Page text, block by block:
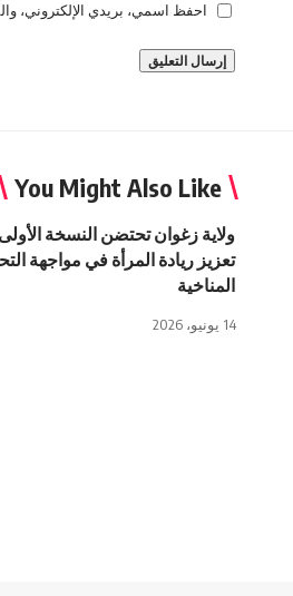
احفظ اسمي، بريدي الإلكتروني،
You Might Also Like
ولاية زغوان تحتضن النسخة
تعزيز ريادة المرأة في مواجهة
المناخية
14 يونيو، 2026